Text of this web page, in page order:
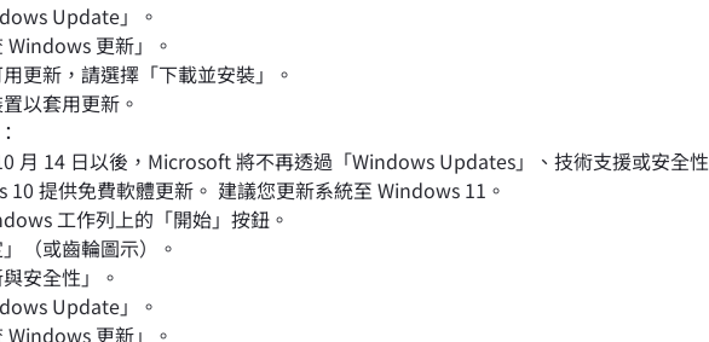
Update」。
Windows 更新」。
更新，請選擇「下載並安裝」。
以套用更新。
月 14 日以後，Microsoft 將不再透過「Windows Updates」、技術支援或安全性
10 提供免費軟體更新。 建議您更新系統至 Windows 11。
工作列上的「開始」按鈕。
（或齒輪圖示）。
安全性」。
Update」。
Windows 更新」。